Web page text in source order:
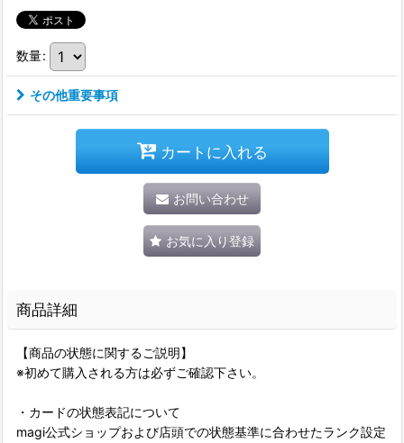
数量:
その他重要事項
カートに入れる
お問い合わせ
お気に入り登録
商品詳細
【商品の状態に関するご説明】
※初めて購入される方は必ずご確認下さい。
・カードの状態表記について
magi公式ショップおよび店頭での状態基準に合わせたランク設定